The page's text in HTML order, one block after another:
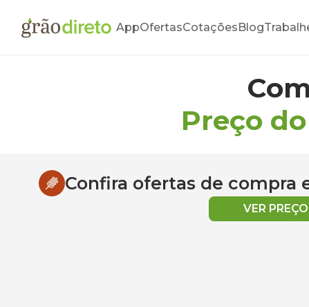
AppOfertasCotaçõesBlog
Preço
Confira ofertas de compra
VER